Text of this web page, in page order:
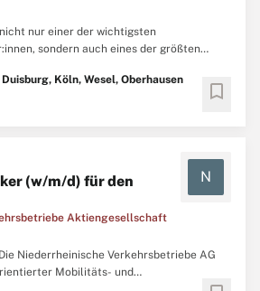
nur einer der wichtigsten
sondern auch eines der größten
zu realisieren und nachhaltig instand zu
als 10.000 Ingenieure bei ...
Köln, Wesel, Oberhausen bookmark
(w/m/d) für den
Aktiengesellschaft
N
Niederrheinische Verkehrsbetriebe AG
Mobilitäts- und